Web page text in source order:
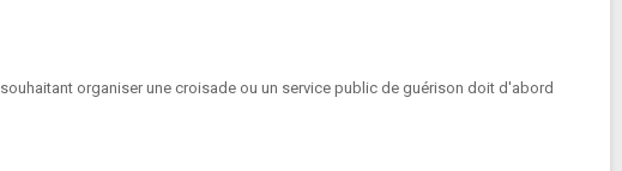
souhaitant organiser une croisade ou un service public de guérison doit d'abord